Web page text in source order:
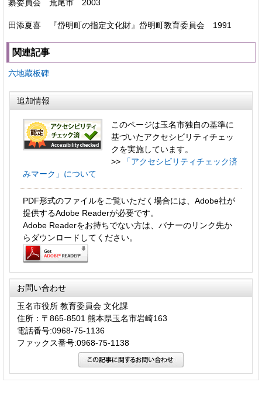
纂委員会 荒尾市 2003
田添夏喜 『岱明町の指定文化財』岱明町教育委員会 1991
関連記事
六地蔵板碑
追加情報
このページは玉名市独自の基準に
基づいたアクセシビリティチェッ
クを実施しています。
>>
「アクセシビリティチェック済
みマーク」について
PDF形式のファイルをご覧いただく場合には、Adobe社が
提供するAdobe Readerが必要です。
Adobe Readerをお持ちでない方は、バナーのリンク先か
らダウンロードしてください。
お問い合わせ
玉名市役所 教育委員会 文化課
住所：〒865-8501 熊本県玉名市岩崎163
電話番号:0968-75-1136
ファックス番号:0968-75-1138